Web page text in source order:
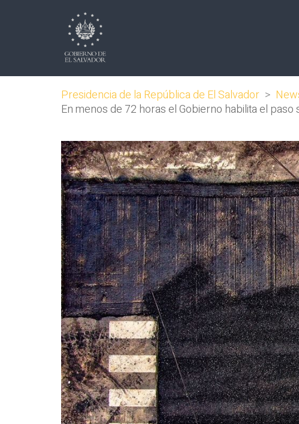
Presidencia de la República de El Salvador >
En menos de 72 horas el Gobierno habilita el